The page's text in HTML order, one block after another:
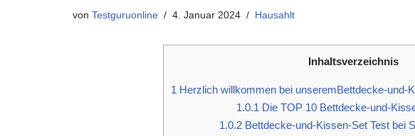
von Testguruonline 4. Januar 2024 Hausahlt
Inhaltsverzeichnis
1 Herzlich willkommen bei unseremBettdecke-und-
1.0.1 Die TOP 10 Bettdecke-und-
1.0.2 Bettdecke-und-Kissen-Set Test bei